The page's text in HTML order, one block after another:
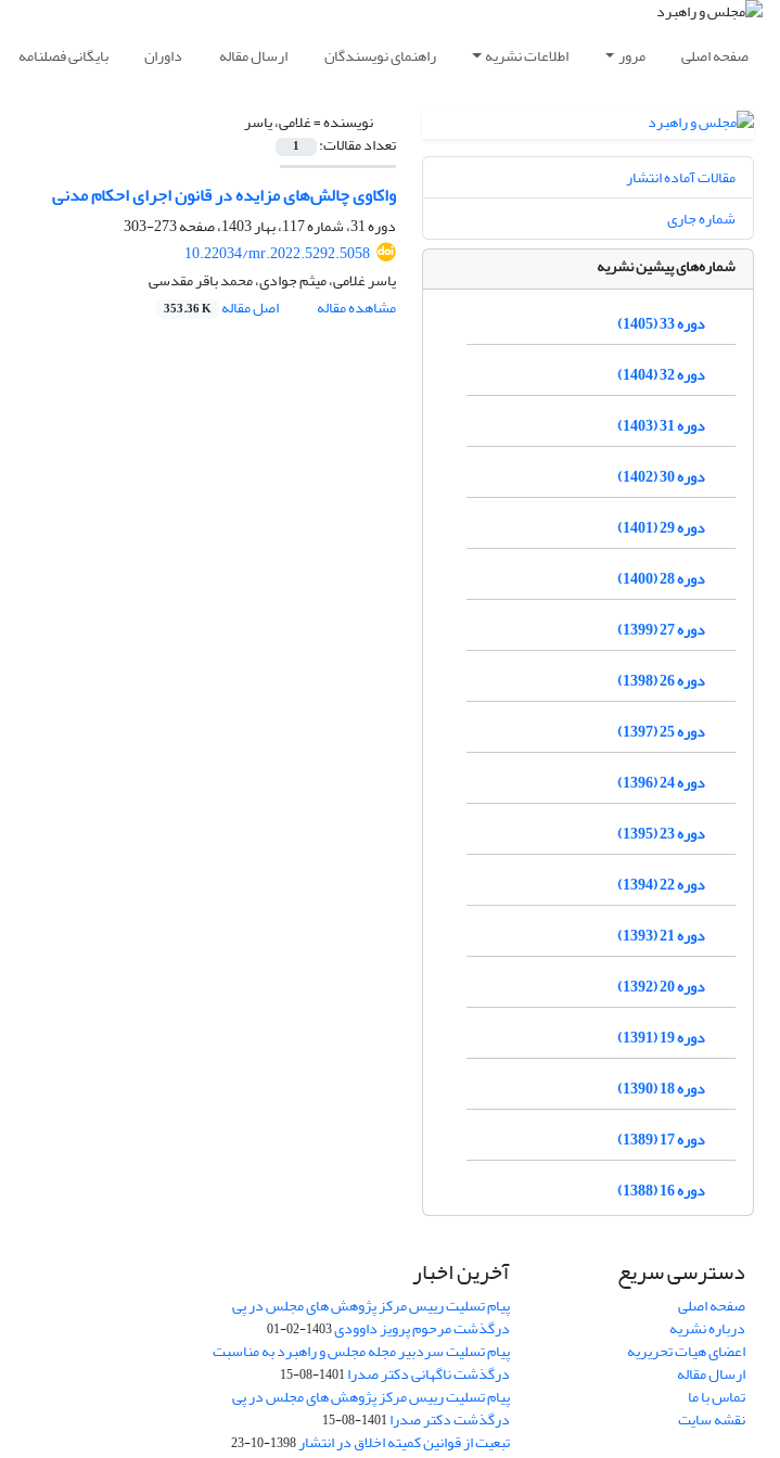
صفحه اصلی مرور اطلاعات نشریه راهنمای نویسندگان ارسال مقاله داوران بایگانی فصلنامه
نویسنده =غلامی، یاسر
تعداد مقالات: 1
واکاوی چالش‌های مزایده در قانون اجرای احکام مدنی
دوره 31، شماره 117، بهار 1403، صفحه
273-303
10.22034/mr.2022.5292.5058
یاسر غلامی، میثم جوادی، محمد باقر مقدسی
مشاهده مقاله
اصل مقاله 353.36 K
مقالات آماده انتشار
شماره جاری
شماره‌های پیشین نشریه
دوره 33 (1405)
دوره 32 (1404)
دوره 31 (1403)
دوره 30 (1402)
دوره 29 (1401)
دوره 28 (1400)
دوره 27 (1399)
دوره 26 (1398)
دوره 25 (1397)
دوره 24 (1396)
دوره 23 (1395)
دوره 22 (1394)
دوره 21 (1393)
دوره 20 (1392)
دوره 19 (1391)
دوره 18 (1390)
دوره 17 (1389)
دوره 16 (1388)
دسترسی سریع
صفحه اصلی
درباره نشریه
اعضای هیات تحریریه
ارسال مقاله
تماس با ما
نقشه سایت
آخرین اخبار
پیام تسلیت رییس مرکز پژوهش های مجلس در پی
درگذشت مرحوم پرویز داوودی1403-02-01
پیام تسلیت سردبیر مجله مجلس و راهبرد به مناسبت
درگذشت ناگهانی دکتر صدرا1401-08-15
پیام تسلیت رییس مرکز پژوهش های مجلس در پی
درگذشت دکتر صدرا1401-08-15
تبعیت از قوانین کمیته اخلاق در انتشار1398-10-23